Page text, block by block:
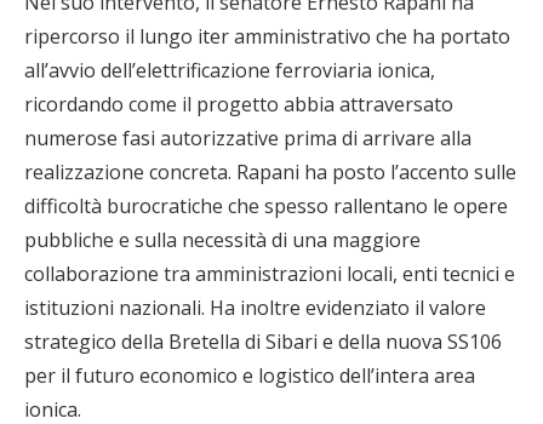
ripercorso il lungo iter amministrativo che ha portato
all’avvio dell’elettrificazione ferroviaria ionica,
ricordando come il progetto abbia attraversato
numerose fasi autorizzative prima di arrivare alla
realizzazione concreta. Rapani ha posto l’accento sulle
difficoltà burocratiche che spesso rallentano le opere
pubbliche e sulla necessità di una maggiore
collaborazione tra amministrazioni locali, enti tecnici e
istituzioni nazionali. Ha inoltre evidenziato il valore
strategico della Bretella di Sibari e della nuova SS106
per il futuro economico e logistico dell’intera area
ionica.